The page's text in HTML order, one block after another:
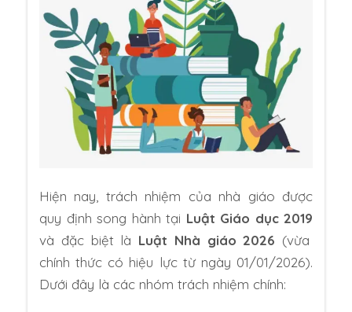
Hiện nay, trách nhiệm của nhà giáo được
quy định song hành tại Luật Giáo dục 2019
và đặc biệt là Luật Nhà giáo 2026 (vừa
chính thức có hiệu lực từ ngày 01/01/2026).
Dưới đây là các nhóm trách nhiệm chính: